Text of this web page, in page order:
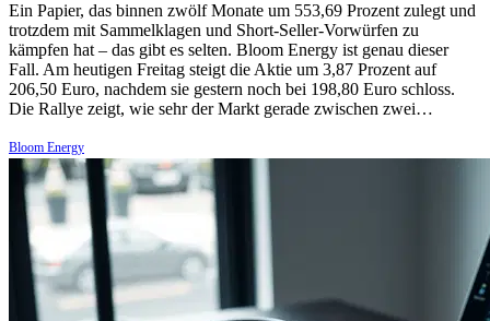
Ein Papier, das binnen zwölf Monate um 553,69 Prozent zulegt und
trotzdem mit Sammelklagen und Short-Seller-Vorwürfen zu
kämpfen hat – das gibt es selten. Bloom Energy ist genau dieser
Fall. Am heutigen Freitag steigt die Aktie um 3,87 Prozent auf
206,50 Euro, nachdem sie gestern noch bei 198,80 Euro schloss.
Die Rallye zeigt, wie sehr der Markt gerade zwischen zwei…
Bloom Energy